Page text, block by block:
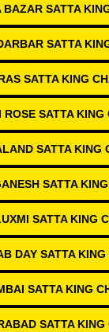
BAZAR SATTA
SATTA
SATTA KING
ROSE SATTA KING
SATTA KING
SATTA
SATTA KING
DAY SATTA
SATTA KING
SATTA